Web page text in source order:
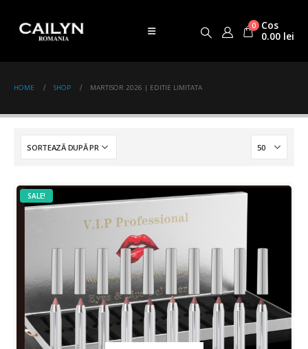
0
Cos
0.00 lei
HOME SHOP MARTISOR 2026 | EDITIE LIMITATA
SALE!